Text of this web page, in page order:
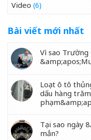
Video (6)
Bài viết mới nhất
Vì sao
Loạt ô tô
dấu hàng
Tại sao ngày
mắn?